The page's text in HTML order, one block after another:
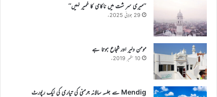
’’میری سر شت میں ناکامی کا خمیر نہیں‘‘
29 جولائی 2025ء
مومن دلیر اور شجاع ہوتا ہے
10 ستمبر 2019ء
Mendig سے جلسہ سالانہ جرمنی کی تیاری کی ایک رپورٹ